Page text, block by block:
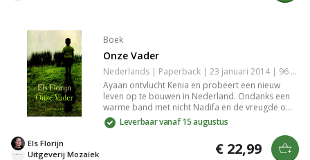
Boek
Onze Vader
Nederlands | Paperback | 23 januari 2014 | 96 pagina's | 9789023994633
Ayaan ontvlucht Kenia en probeert een nieuw
leven op te bouwen in Nederland. Ondanks een
warme band met nicht Nadifa en de vreugde om
haar zoon Abdi, blijft ze getraumatiseerd. Oude
geheimen en Abdi's tekeningen dwingen haar het
verleden onder ogen te zien, met verstrekkende
gevolgen voor haar toekomst. Een aangrijpende
Leverbaar vanaf 15 augustus
Uitgeverij Mozaïek
Els Florijn € 22,99